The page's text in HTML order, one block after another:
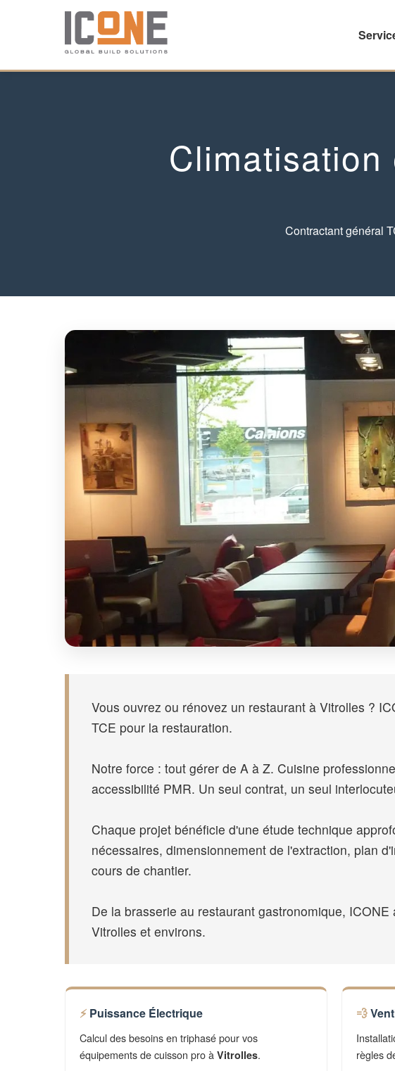
Contractant général
Vous ouvrez ou rénovez un restaurant à Vitrolles ?
TCE pour la restauration.
Notre force : tout gérer de A à Z. Cuisine
accessibilité PMR. Un seul contrat, un seul
Chaque projet bénéficie d'une étude technique
nécessaires, dimensionnement de l'extraction, plan
cours de chantier.
De la brasserie au restaurant gastronomique,
Vitrolles et environs.
Puissance Électrique
Calcul des besoins en triphasé pour vos
équipements de cuisson pro à Vitrolles.
règles